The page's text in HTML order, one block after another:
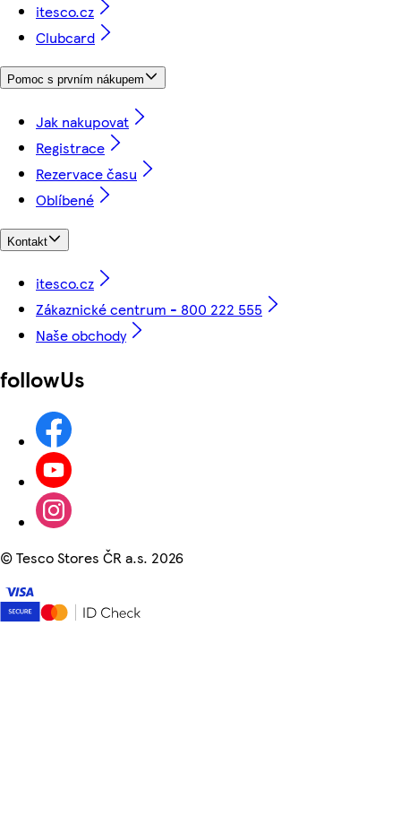
itesco.cz
Clubcard
Pomoc s prvním nákupem
Jak nakupovat
Registrace
Rezervace času
Oblíbené
Kontakt
itesco.cz
Zákaznické centrum - 800 222 555
Naše obchody
followUs
©Tesco Stores ČR a.s. 2026